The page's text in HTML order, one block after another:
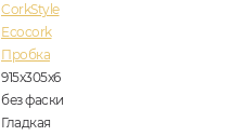
CorkStyle
Ecocork
Пробка
915x305x6
без фаски
Гладкая